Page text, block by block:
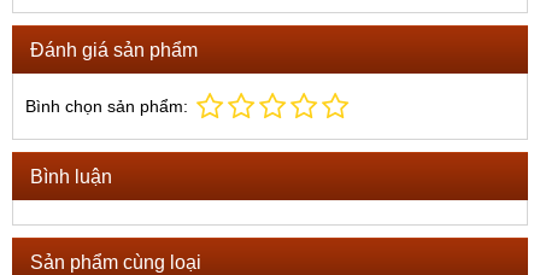
Đánh giá sản phẩm
Bình chọn sản phẩm:
Bình luận
Sản phẩm cùng loại